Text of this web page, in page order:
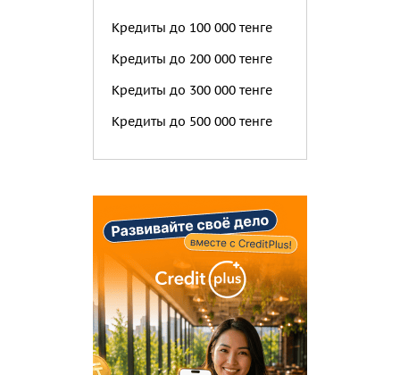
Кредиты до 100 000 тенге
Кредиты до 200 000 тенге
Кредиты до 300 000 тенге
Кредиты до 500 000 тенге